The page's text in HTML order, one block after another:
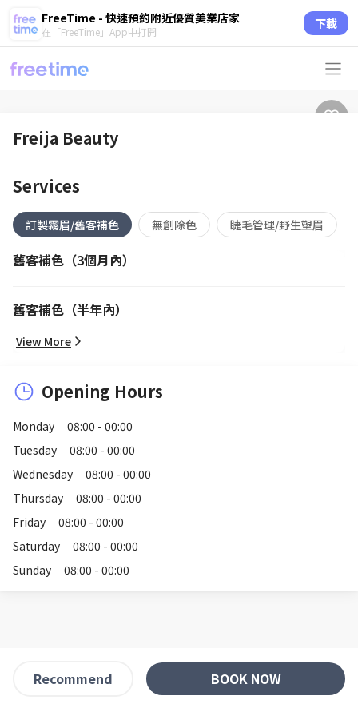
FreeTime - 快速預約附近優質美業店家
在「FreeTime」App中打開 下載
Freija Beauty
Services
訂製霧眉/舊客補色 無創除色 睫毛管理/野生塑眉
舊客補色（3個月內）
舊客補色（半年內）
View More
Opening Hours
Monday
08:00 - 00:00
Tuesday
08:00 - 00:00
Wednesday
08:00 - 00:00
Thursday
08:00 - 00:00
Friday
08:00 - 00:00
Saturday
08:00 - 00:00
Sunday
08:00 - 00:00
Recommend BOOK NOW